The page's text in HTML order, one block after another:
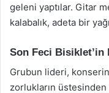
geleni yaptılar. Gitar
kalabalık, adeta bir
Son Feci Bisiklet’in
Grubun lideri,
zorlukların